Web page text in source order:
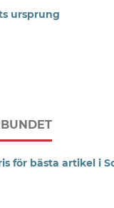
ursprung
för bästa artikel i